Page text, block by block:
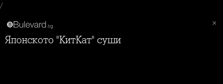
/
Японското "КитКат" суши